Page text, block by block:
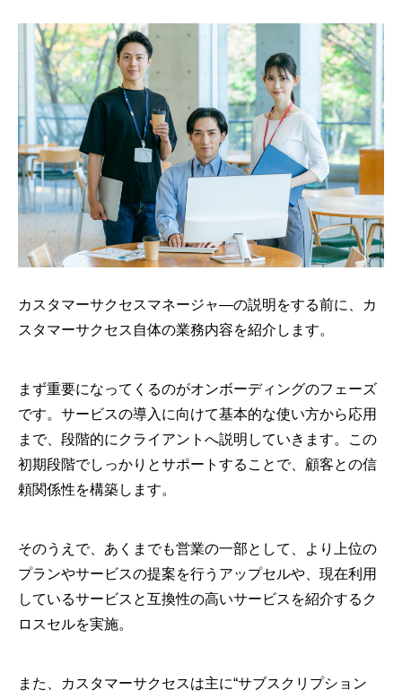
カスタマーサクセスマネージャ―の説明をする前に、カ
スタマーサクセス自体の業務内容を紹介します。
まず重要になってくるのがオンボーディングのフェーズ
です。サービスの導入に向けて基本的な使い方から応用
まで、段階的にクライアントへ説明していきます。この
初期段階でしっかりとサポートすることで、顧客との信
頼関係性を構築します。
そのうえで、あくまでも営業の一部として、より上位の
プランやサービスの提案を行うアップセルや、現在利用
しているサービスと互換性の高いサービスを紹介するク
ロスセルを実施。
また、カスタマーサクセスは主に“サブスクリプション